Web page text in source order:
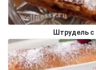
Штрудель с